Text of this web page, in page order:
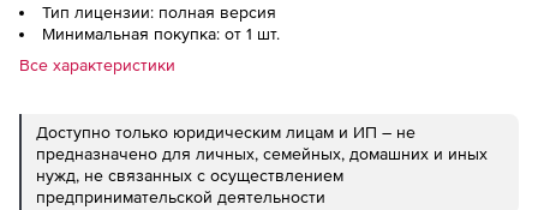
Тип лицензии: полная версия
Минимальная покупка: от 1 шт.
Все характеристики
Доступно только юридическим лицам и ИП – не
предназначено для личных, семейных, домашних и иных
нужд, не связанных с осуществлением
предпринимательской деятельности